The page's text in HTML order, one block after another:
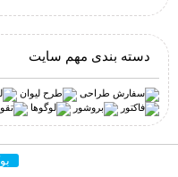
دسته بندی مهم سایت